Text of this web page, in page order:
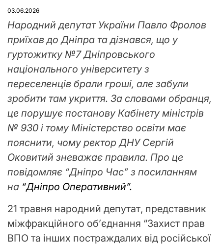
03.06.2026
Народний депутат України Павло Фролов
приїхав до Дніпра та дізнався, що у
гуртожитку №7 Дніпровського
національного університету з
переселенців брали гроші, але забули
зробити там укриття. За словами обранця,
це порушує постанову Кабінету міністрів
№ 930 і тому Міністерство освіти має
пояснити, чому ректор ДНУ Сергій
Оковитий зневажає правила. Про це
повідомляє “Дніпро Час” з посиланням
на “Дніпро Оперативний”.
21 травня народний депутат, представник
міжфракційного об’єднання “Захист прав
ВПО та інших постраждалих від російської